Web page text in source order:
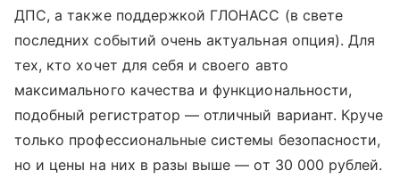
ДПС, а также поддержкой ГЛОНАСС (в свете
последних событий очень актуальная опция). Для
тех, кто хочет для себя и своего авто
максимального качества и функциональности,
подобный регистратор — отличный вариант. Круче
только профессиональные системы безопасности,
но и цены на них в разы выше — от 30 000 рублей.